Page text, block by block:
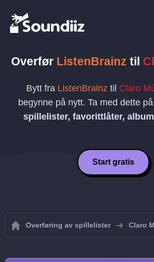
Overfør ListenBrainz til
Bytt fra ListenBrainz til Claro
begynne på nytt. Ta med dette
spillelister, favorittlåter,
Start gratis
Overføring av spillelister Claro